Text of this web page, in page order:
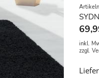
inkl.
zzgl.